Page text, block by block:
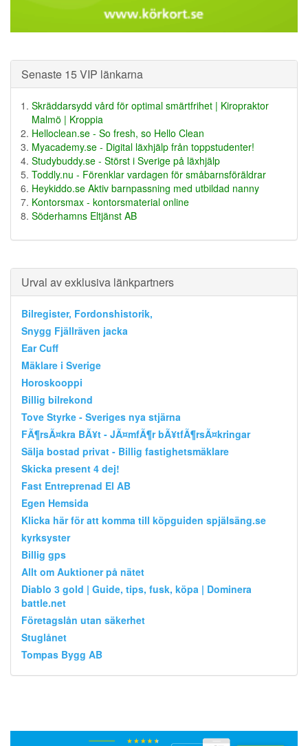
Senaste 15 VIP länkarna
Skräddarsydd vård för optimal smärtfrihet | Kiropraktor
Malmö | Kroppia
Helloclean.se - So fresh, so Hello Clean
Myacademy.se - Digital läxhjälp från toppstudenter!
Studybuddy.se - Störst i Sverige på läxhjälp
Toddly.nu - Förenklar vardagen för småbarnsföräldrar
Heykiddo.se Aktiv barnpassning med utbildad nanny
Kontorsmax - kontorsmaterial online
Söderhamns Eltjänst AB
Urval av exklusiva länkpartners
Bilregister, Fordonshistorik,
Snygg Fjällräven jacka
Ear Cuff
Mäklare i Sverige
Horoskooppi
Billig bilrekond
Tove Styrke - Sveriges nya stjärna
FÃ¶rsÃ¤kra BÃ¥t - JÃ¤mfÃ¶r bÃ¥tfÃ¶rsÃ¤kringar
Sälja bostad privat - Billig fastighetsmäklare
Skicka present 4 dej!
Fast Entreprenad El AB
Egen Hemsida
Klicka här för att komma till köpguiden spjälsäng.se
kyrksyster
Billig gps
Allt om Auktioner på nätet
Diablo 3 gold | Guide, tips, fusk, köpa | Dominera
battle.net
Företagslån utan säkerhet
Stuglånet
Tompas Bygg AB